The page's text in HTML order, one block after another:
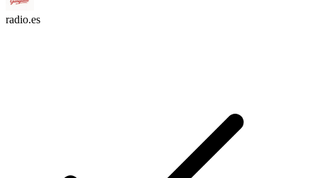
radio.es